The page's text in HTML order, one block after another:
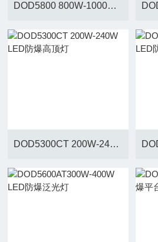
DOD5800 800W-1000W LED大功率防爆投光灯
DOD5300CT 200W-240W LED防爆高顶灯